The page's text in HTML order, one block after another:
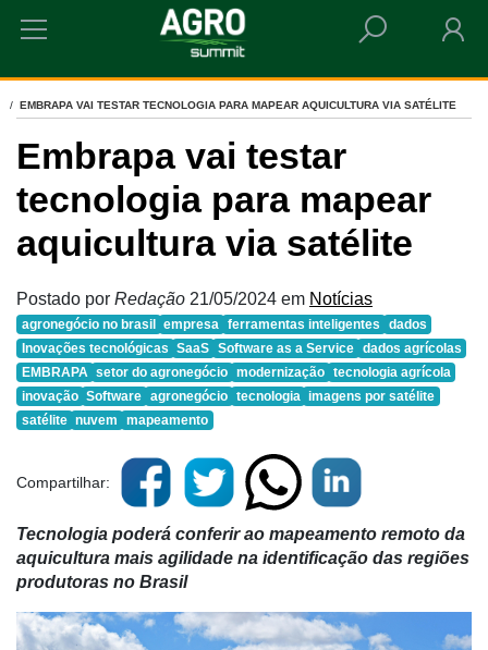
HOME
EMBRAPA VAI TESTAR TECNOLOGIA PARA MAPEAR AQUICULTURA VIA SATÉLITE
Embrapa vai testar
tecnologia para mapear
aquicultura via satélite
Postado por Redação 21/05/2024 em Notícias
agronegócio no brasil empresa ferramentas inteligentes
dados
Inovações tecnológicas SaaS Software as a Service dados agrícolas
EMBRAPA setor do agronegócio modernização tecnologia agrícola
inovação Software agronegócio tecnologia imagens por satélite
satélite nuvem mapeamento
Compartilhar:
Tecnologia poderá conferir ao mapeamento remoto da
aquicultura mais agilidade na identificação das regiões
produtoras no Brasil